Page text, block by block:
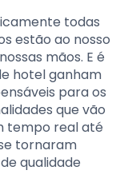
todas
estão ao nosso
mãos. E é
hotel ganham
para os
que vão
tempo real até
tornaram
qualidade